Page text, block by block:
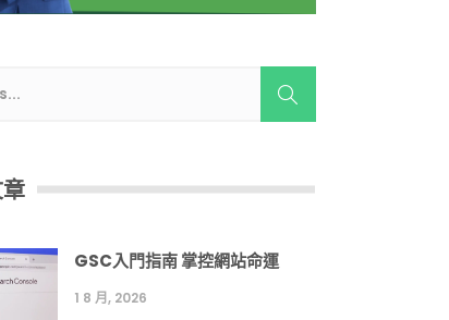
GSC入門指南 掌控網站命運
1 8 月, 2026